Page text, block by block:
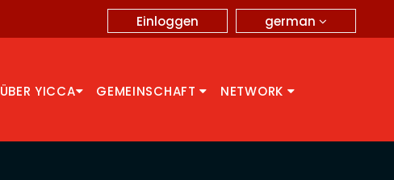
german
Einloggen
ÜBER YICCA GEMEINSCHAFT NETWORK